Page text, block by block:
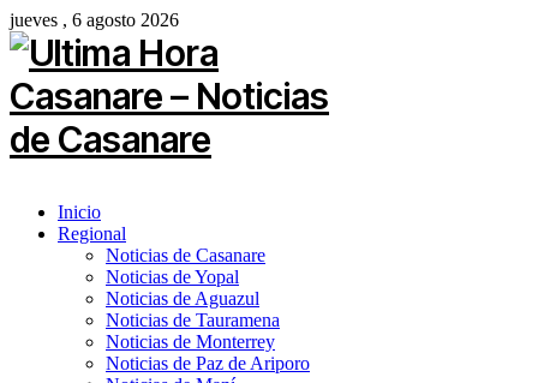
jueves , 6 agosto 2026
Inicio
Regional
Noticias de Casanare
Noticias de Yopal
Noticias de Aguazul
Noticias de Tauramena
Noticias de Monterrey
Noticias de Paz de Ariporo